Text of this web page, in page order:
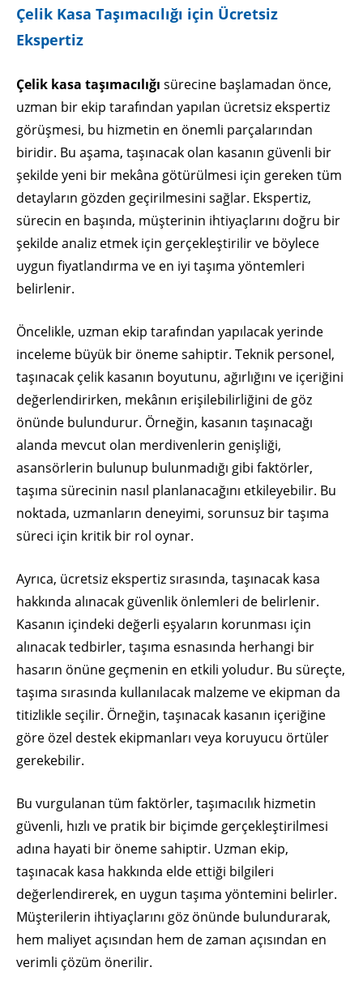
Çelik Kasa Taşımacılığı için Ücretsiz
Ekspertiz
Çelik kasa taşımacılığı sürecine başlamadan önce,
uzman bir ekip tarafından yapılan ücretsiz ekspertiz
görüşmesi, bu hizmetin en önemli parçalarından
biridir. Bu aşama, taşınacak olan kasanın güvenli bir
şekilde yeni bir mekâna götürülmesi için gereken tüm
detayların gözden geçirilmesini sağlar. Ekspertiz,
sürecin en başında, müşterinin ihtiyaçlarını doğru bir
şekilde analiz etmek için gerçekleştirilir ve böylece
uygun fiyatlandırma ve en iyi taşıma yöntemleri
belirlenir.
Öncelikle, uzman ekip tarafından yapılacak yerinde
inceleme büyük bir öneme sahiptir. Teknik personel,
taşınacak çelik kasanın boyutunu, ağırlığını ve içeriğini
değerlendirirken, mekânın erişilebilirliğini de göz
önünde bulundurur. Örneğin, kasanın taşınacağı
alanda mevcut olan merdivenlerin genişliği,
asansörlerin bulunup bulunmadığı gibi faktörler,
taşıma sürecinin nasıl planlanacağını etkileyebilir. Bu
noktada, uzmanların deneyimi, sorunsuz bir taşıma
süreci için kritik bir rol oynar.
Ayrıca, ücretsiz ekspertiz sırasında, taşınacak kasa
hakkında alınacak güvenlik önlemleri de belirlenir.
Kasanın içindeki değerli eşyaların korunması için
alınacak tedbirler, taşıma esnasında herhangi bir
hasarın önüne geçmenin en etkili yoludur. Bu süreçte,
taşıma sırasında kullanılacak malzeme ve ekipman da
titizlikle seçilir. Örneğin, taşınacak kasanın içeriğine
göre özel destek ekipmanları veya koruyucu örtüler
gerekebilir.
Bu vurgulanan tüm faktörler, taşımacılık hizmetin
güvenli, hızlı ve pratik bir biçimde gerçekleştirilmesi
adına hayati bir öneme sahiptir. Uzman ekip,
taşınacak kasa hakkında elde ettiği bilgileri
değerlendirerek, en uygun taşıma yöntemini belirler.
Müşterilerin ihtiyaçlarını göz önünde bulundurarak,
hem maliyet açısından hem de zaman açısından en
verimli çözüm önerilir.